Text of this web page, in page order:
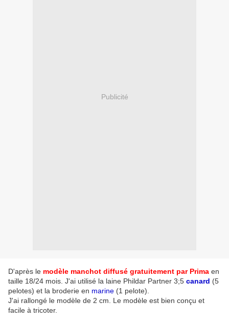
Publicité
D'après le modèle manchot diffusé gratuitement par Prima en
taille 18/24 mois. J'ai utilisé la laine Phildar Partner 3;5 canard (5
pelotes) et la broderie en marine (1 pelote).
J'ai rallongé le modèle de 2 cm. Le modèle est bien conçu et
facile à tricoter.